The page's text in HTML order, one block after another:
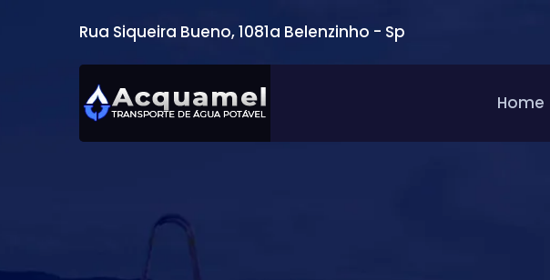
Rua Siqueira Bueno, 1081a Belenzinho - Sp
Home